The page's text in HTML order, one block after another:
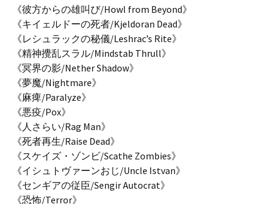
《彼方からの雄叫び/Howl from Beyond》
《キイェルドーの死者/Kjeldoran Dead》
《レシュラックの秘儀/Leshrac’s Rite》
《精神攪乱スラル/Mindstab Thrull》
《冥界の影/Nether Shadow》
《夢魔/Nightmare》
《麻痺/Paralyze》
《悪疫/Pox》
《人さらい/Rag Man》
《死者再生/Raise Dead》
《スケイズ・ゾンビ/Scathe Zombies》
《イシュトヴァーンおじ/Uncle Istvan》
《センギアの従臣/Sengir Autocrat》
《恐怖/Terror》